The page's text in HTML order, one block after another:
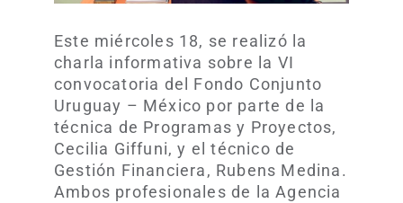
Este miércoles 18, se realizó la
charla informativa sobre la VI
convocatoria del Fondo Conjunto
Uruguay – México por parte de la
técnica de Programas y Proyectos,
Cecilia Giffuni, y el técnico de
Gestión Financiera, Rubens Medina.
Ambos profesionales de la Agencia